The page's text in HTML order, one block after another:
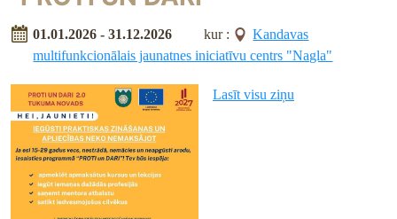
01.01.2026 - 31.12.2026 kur :
Kandavas
multifunkcionālais jaunatnes iniciatīvu centrs "Nagla"
Lasīt visu ziņu